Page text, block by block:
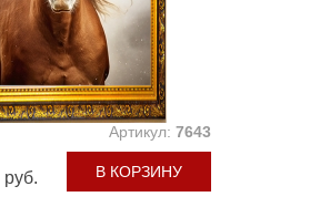
Артикул: 7643
руб. В КОРЗИНУ